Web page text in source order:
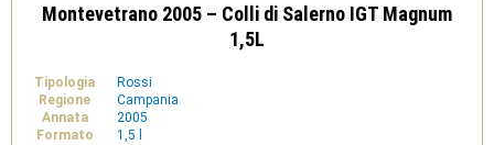
Montevetrano 2005 – Colli di Salerno IGT Magnum
1,5L
Tipologia
Rossi
Regione
Campania
Annata
2005
Formato
1,5 l